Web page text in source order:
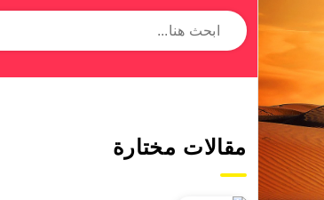
مقالات مختارة